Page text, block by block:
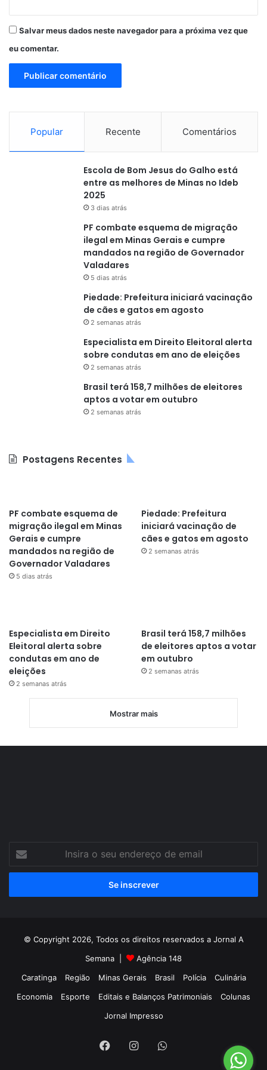
Salvar meus dados neste navegador para a próxima vez que
eu comentar.
Popular Recente Comentários
Escola de Bom Jesus do Galho está
entre as melhores de Minas no Ideb
2025
3 dias atrás
PF combate esquema de migração
ilegal em Minas Gerais e cumpre
mandados na região de Governador
Valadares
5 dias atrás
Piedade: Prefeitura iniciará vacinação
de cães e gatos em agosto
2 semanas atrás
Especialista em Direito Eleitoral alerta
sobre condutas em ano de eleições
2 semanas atrás
Brasil terá 158,7 milhões de eleitores
aptos a votar em outubro
2 semanas atrás
Postagens Recentes
PF combate esquema de
migração ilegal em Minas
Gerais e cumpre
mandados na região de
Governador Valadares
5 dias atrás
Piedade: Prefeitura
iniciará vacinação de
cães e gatos em agosto
2 semanas atrás
Especialista em Direito
Eleitoral alerta sobre
condutas em ano de
eleições
2 semanas atrás
Brasil terá 158,7 milhões
de eleitores aptos a votar
em outubro
2 semanas atrás
Mostrar mais
seu
de
© Copyright 2026, Todos os direitos reservados a Jornal A
Semana |
Agência 148
Caratinga
Região Minas Gerais Brasil Polícia
Culinária
Economia
Esporte Editais e Balanços Patrimoniais
Colunas
Jornal Impresso
FacebookInstagramWhatsApp